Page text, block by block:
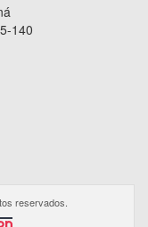
140
reservados.